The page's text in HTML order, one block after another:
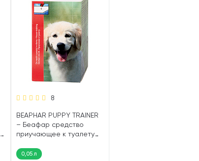
8
BEAPHAR PUPPY TRAINER
– Беафар средство
приучающее к туалету
0,05 л